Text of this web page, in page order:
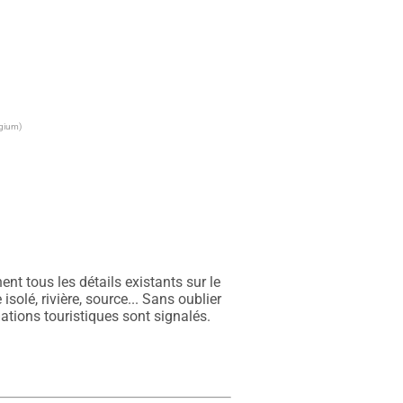
tous les détails existants sur le
rivière, source... Sans oublier
touristiques sont signalés.